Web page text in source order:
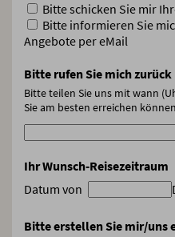
Bitte schicken Sie mir
Bitte informieren Sie
Angebote per eMail
Bitte rufen Sie mich zurück
Bitte teilen Sie uns mit wann
Sie am besten erreichen
Ihr Wunsch-Reisezeitraum
Datum von
Bitte erstellen Sie mir/uns